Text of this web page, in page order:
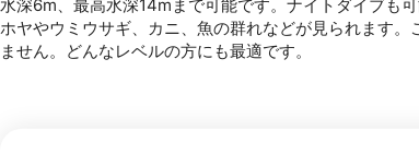
水深6m、最高水深14mまで可能です。ナイトダイブも可
ホヤやウミウサギ、カニ、魚の群れなどが見られます。
ません。どんなレベルの方にも最適です。